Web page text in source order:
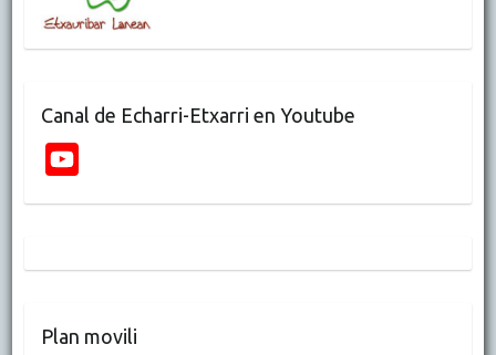
Canal de Echarri-Etxarri en Youtube
Plan movili